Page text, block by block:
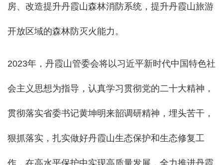
房、改造提升丹霞山森林消防系统，提升丹霞山旅游
开放区域的森林防灭火能力。
2023年，丹霞山管委会将以习近平新时代中国特色社
会主义思想为指导，认真学习贯彻党的二十大精神，
贯彻落实省委书记黄坤明来韶调研精神，埋头苦干，
狠抓落实，扎实做好丹霞山生态保护和生态修复工